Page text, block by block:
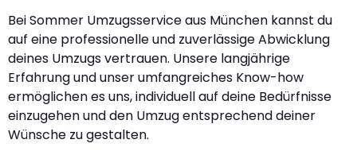
Bei Sommer Umzugsservice aus München kannst du
auf eine professionelle und zuverlässige Abwicklung
deines Umzugs vertrauen. Unsere langjährige
Erfahrung und unser umfangreiches Know-how
ermöglichen es uns, individuell auf deine Bedürfnisse
einzugehen und den Umzug entsprechend deiner
Wünsche zu gestalten.